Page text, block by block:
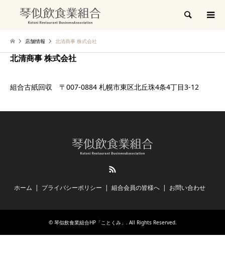
検索
店舗情報 北清商事 株式会社
北清商事 株式会社
組合古紙回収 〒007-0884 札幌市東区北丘珠4条4丁目3-12
ホーム プライバシーポリシー 組合会員の皆様へ お問い合わせ
© 琴似飲食業組合HP「ことくみ」 . All Rights Reserved.